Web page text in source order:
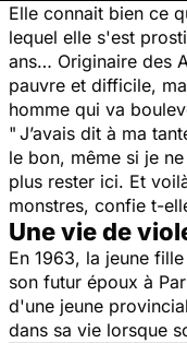
Elle connait bien ce
lequel elle s'est
ans… Originaire des
pauvre et difficile,
homme qui va
" J’avais dit à ma
le bon, même si je
plus rester ici. Et
monstres, confie t-
Une vie de
En 1963, la jeune
son futur époux à
d'une jeune
dans sa vie lorsque